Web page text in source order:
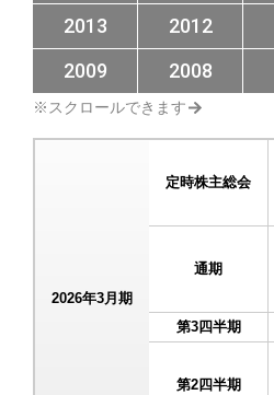
2013
2012
2009
2008
2026年3月期
定時株主総会
通期
第3四半期
第2四半期